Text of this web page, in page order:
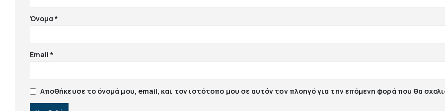
Όνομα*
Email*
Αποθήκευσε το όνομά μου, email, και τον ιστότοπο μου σε αυτόν τον πλοηγό για την επόμενη φορά που θα